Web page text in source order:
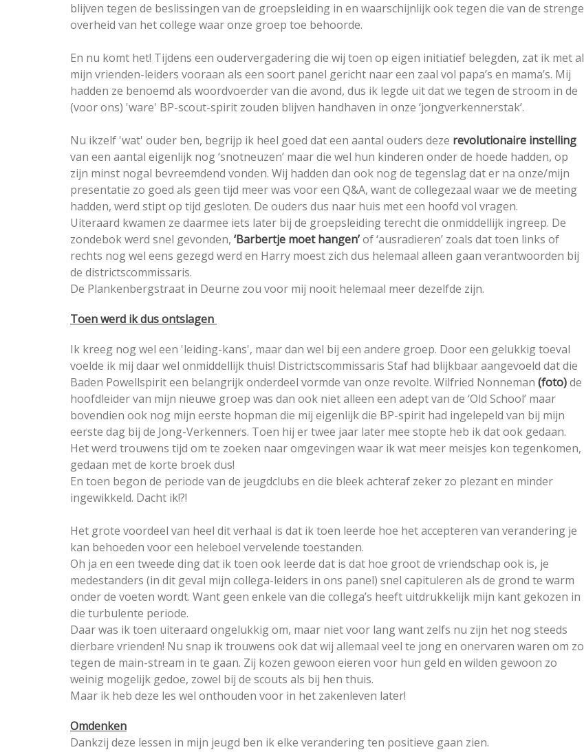
blijven tegen de beslissingen van de groepsleiding in en waarschijnlijk ook tegen die van de strenge
overheid van het college waar onze groep toe behoorde.
En nu komt het! Tijdens een oudervergadering die wij toen op eigen initiatief belegden, zat ik met al
mijn vrienden-leiders vooraan als een soort panel gericht naar een zaal vol papa’s en mama’s. Mij
hadden ze benoemd als woordvoerder van die avond, dus ik legde uit dat we tegen de stroom in de
(voor ons) 'ware' BP-scout-spirit zouden blijven handhaven in onze ‘jongverkennerstak’.
Nu ikzelf 'wat' ouder ben, begrijp ik heel goed dat een aantal ouders deze revolutionaire instelling
van een aantal eigenlijk nog ‘snotneuzen’ maar die wel hun kinderen onder de hoede hadden, op
zijn minst nogal bevreemdend vonden. Wij hadden dan ook nog de tegenslag dat er na onze/mijn
presentatie zo goed als geen tijd meer was voor een Q&A, want de collegezaal waar we de meeting
hadden, werd stipt op tijd gesloten. De ouders dus naar huis met een hoofd vol vragen.
Uiteraard kwamen ze daarmee iets later bij de groepsleiding terecht die onmiddellijk ingreep. De
zondebok werd snel gevonden, ‘Barbertje moet hangen’of ‘ausradieren’ zoals dat toen links of
rechts nog wel eens gezegd werd en Harry moest zich dus helemaal alleen gaan verantwoorden bij
de districtscommissaris.
De Plankenbergstraat in Deurne zou voor mij nooit helemaal meer dezelfde zijn.
Toen werd ik dus ontslagen
Ik kreeg nog wel een 'leiding-kans', maar dan wel bij een andere groep. Door een gelukkig toeval
voelde ik mij daar wel onmiddellijk thuis! Districtscommissaris Staf had blijkbaar aangevoeld dat die
Baden Powellspirit een belangrijk onderdeel vormde van onze revolte. Wilfried Nonneman (foto)de
hoofdleider van mijn nieuwe groep was dan ook niet alleen een adept van de ‘Old School’ maar
bovendien ook nog mijn eerste hopman die mij eigenlijk die BP-spirit had ingelepeld van bij mijn
eerste dag bij de Jong-Verkenners. Toen hij er twee jaar later mee stopte heb ik dat ook gedaan.
Het werd trouwens tijd om te zoeken naar omgevingen waar ik wat meer meisjes kon tegenkomen,
gedaan met de korte broek dus!
En toen begon de periode van de jeugdclubs en die bleek achteraf zeker zo plezant en minder
ingewikkeld. Dacht ik!?!
Het grote voordeel van heel dit verhaal is dat ik toen leerde hoe het accepteren van verandering je
kan behoeden voor een heleboel vervelende toestanden.
Oh ja en een tweede ding dat ik toen ook leerde dat is dat hoe groot de vriendschap ook is, je
medestanders (in dit geval mijn collega-leiders in ons panel) snel capituleren als de grond te warm
onder de voeten wordt. Want geen enkele van die collega’s heeft uitdrukkelijk mijn kant gekozen in
die turbulente periode.
Daar was ik toen uiteraard ongelukkig om, maar niet voor lang want zelfs nu zijn het nog steeds
dierbare vrienden! Nu snap ik trouwens ook dat wij allemaal veel te jong en onervaren waren om zo
tegen de main-stream in te gaan. Zij kozen gewoon eieren voor hun geld en wilden gewoon zo
weinig mogelijk gedoe, zowel bij de scouts als bij hen thuis.
Maar ik heb deze les wel onthouden voor in het zakenleven later!
Omdenken
Dankzij deze lessen in mijn jeugd ben ik elke verandering ten positieve gaan zien.